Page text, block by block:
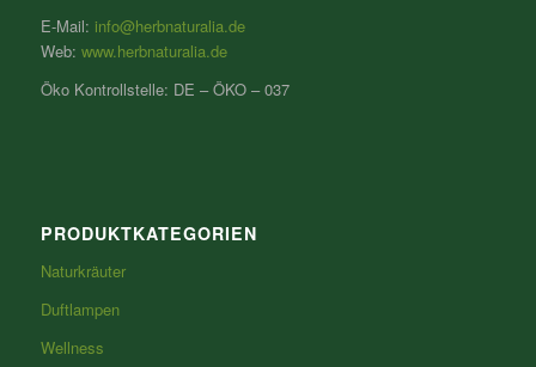
E-Mail: info@herbnaturalia.de
Web: www.herbnaturalia.de
Öko Kontrollstelle: DE – ÖKO – 037
PRODUKTKATEGORIEN
Naturkräuter
Duftlampen
Wellness